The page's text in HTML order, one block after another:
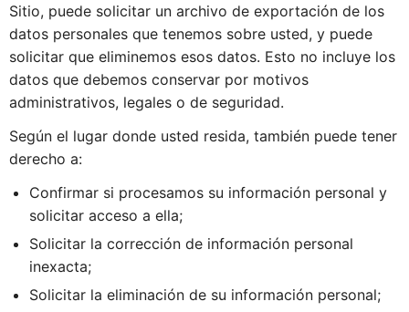
Sitio, puede solicitar un archivo de exportación de los
datos personales que tenemos sobre usted, y puede
solicitar que eliminemos esos datos. Esto no incluye los
datos que debemos conservar por motivos
administrativos, legales o de seguridad.
Según el lugar donde usted resida, también puede tener
derecho a:
Confirmar si procesamos su información personal y
solicitar acceso a ella;
Solicitar la corrección de información personal
inexacta;
Solicitar la eliminación de su información personal;